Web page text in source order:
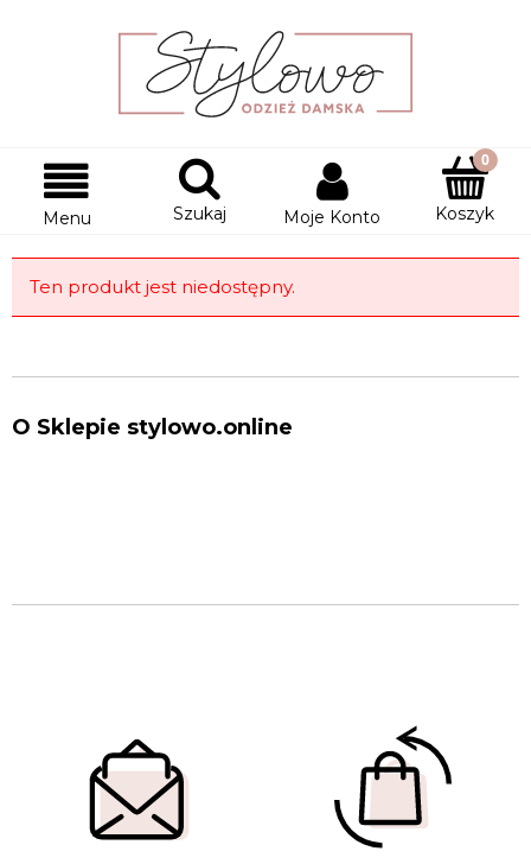
Menu Szukaj Moje Konto Koszyk
Ten produkt jest niedostępny.
O Sklepie stylowo.online